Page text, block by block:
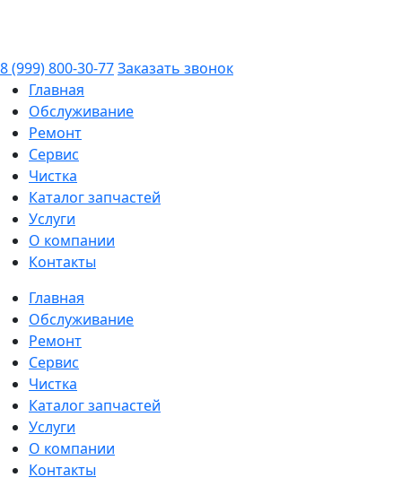
8 (999) 800-30-77Заказать звонок
Главная
Обслуживание
Ремонт
Сервис
Чистка
Каталог запчастей
Услуги
О компании
Контакты
Главная
Обслуживание
Ремонт
Сервис
Чистка
Каталог запчастей
Услуги
О компании
Контакты